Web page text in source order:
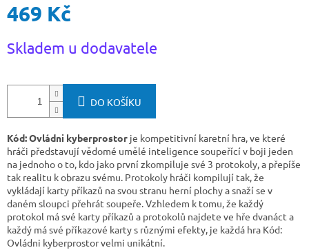
469 Kč
cena:
Skladem u dodavatele
DO KOŠÍKU
Kód: Ovládni kyberprostor je kompetitivní karetní hra, ve které
hráči představují vědomé umělé inteligence soupeřící v boji jeden
na jednoho o to, kdo jako první zkompiluje své 3 protokoly, a přepíše
tak realitu k obrazu svému. Protokoly hráči kompilují tak, že
vykládají karty příkazů na svou stranu herní plochy a snaží se v
daném sloupci přehrát soupeře. Vzhledem k tomu, že každý
protokol má své karty příkazů a protokolů najdete ve hře dvanáct a
každý má své příkazové karty s různými efekty, je každá hra Kód:
Ovládni kyberprostor velmi unikátní.